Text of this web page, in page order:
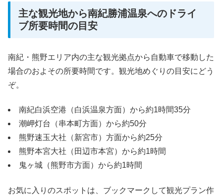
主な観光地から南紀勝浦温泉へのドライ
ブ所要時間の目安
南紀・熊野エリア内の主な観光拠点から自動車で移動した
場合のおよその所要時間です。観光地めぐりの目安にどう
ぞ。
南紀白浜空港（白浜温泉方面）から約1時間35分
潮岬灯台（串本町方面）から約50分
熊野速玉大社（新宮市）方面から約25分
熊野本宮大社（田辺市本宮）から約1時間
鬼ヶ城（熊野市方面）から約1時間
お気に入りのスポットは、ブックマークして観光プラン作